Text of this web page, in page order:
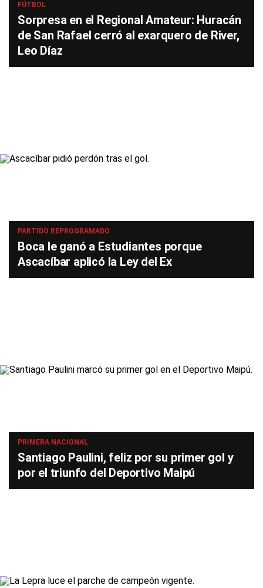
FÚTBOL
Sorpresa en el Regional Amateur: Huracán
de San Rafael cerró al exarquero de River,
Leo Díaz
PARTIDO REPROGRAMADO
Boca le ganó a Estudiantes porque
Ascacíbar aplicó la Ley del Ex
PRIMERA NACIONAL
Santiago Paulini, feliz por su primer gol y
por el triunfo del Deportivo Maipú